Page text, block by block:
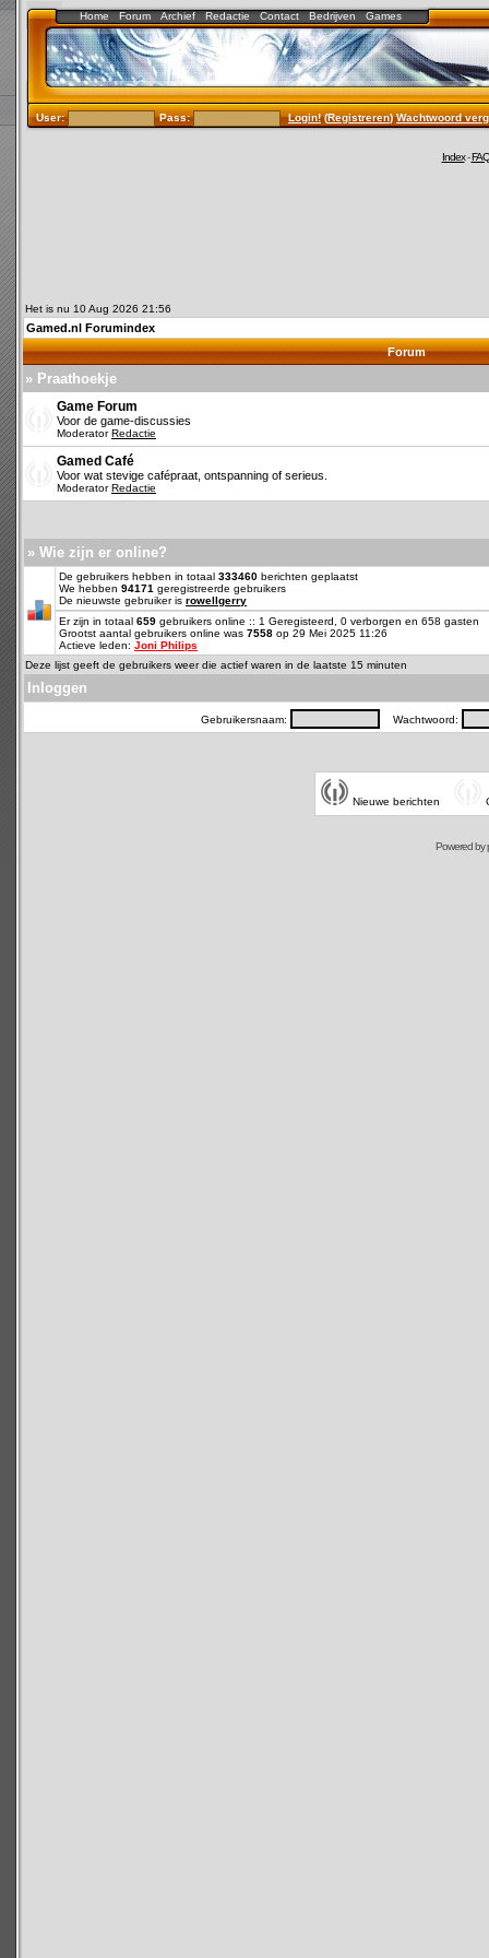
Home Forum Archief Redactie Contact Bedrijven Games
User: Pass: Login!(Registreren)Wachtwoord
Index-FAQ
Het is nu 10 Aug 2026 21:56
Gamed.nl Forumindex
Forum
» Praathoekje
Game Forum
Voor de game-discussies
ModeratorRedactie
Gamed Café
Voor wat stevige cafépraat, ontspanning of serieus.
ModeratorRedactie
» Wie zijn er online?
De gebruikers hebben in totaal 333460 berichten geplaatst
We hebben 94171 geregistreerde gebruikers
De nieuwste gebruiker is rowellgerry
Er zijn in totaal 659 gebruikers online :: 1 Geregisteerd, 0 verborgen en 658
Grootst aantal gebruikers online was 7558 op 29 Mei 2025 11:26
Actieve leden: Joni Philips
Deze lijst geeft de gebruikers weer die actief waren in de laatste 15 minuten
Inloggen
Gebruikersnaam: Wachtwoord:
Nieuwe berichten
Powered by